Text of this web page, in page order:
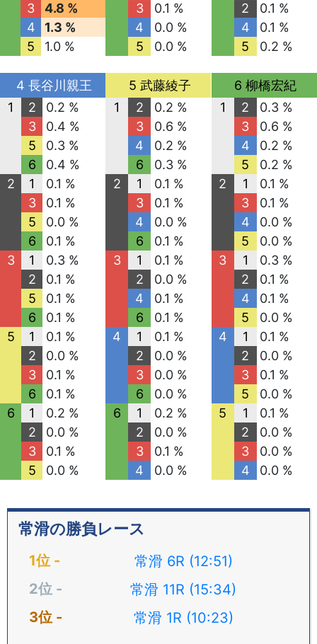
3
4.8 %
4
1.3 %
5
1.0 %
3
0.1 %
4
0.0 %
5
0.0 %
2
0.1 %
4
0.1 %
5
0.2 %
4 長谷川親王
1
2
0.2 %
3
0.4 %
5
0.3 %
6
0.4 %
2
1
0.1 %
3
0.1 %
5
0.0 %
6
0.1 %
3
1
0.3 %
2
0.1 %
5
0.1 %
6
0.1 %
5
1
0.1 %
2
0.0 %
3
0.1 %
6
0.1 %
6
1
0.2 %
2
0.0 %
3
0.1 %
5
0.0 %
5 武藤綾子
1
2
0.2 %
3
0.6 %
4
0.2 %
6
0.3 %
2
1
0.1 %
3
0.1 %
4
0.0 %
6
0.1 %
3
1
0.1 %
2
0.0 %
4
0.1 %
6
0.1 %
4
1
0.1 %
2
0.0 %
3
0.0 %
6
0.0 %
6
1
0.2 %
2
0.0 %
3
0.1 %
4
0.0 %
6 柳橋宏紀
1
2
0.3 %
3
0.6 %
4
0.2 %
5
0.2 %
2
1
0.1 %
3
0.1 %
4
0.0 %
5
0.0 %
3
1
0.3 %
2
0.1 %
4
0.1 %
5
0.0 %
4
1
0.1 %
2
0.0 %
3
0.1 %
5
0.0 %
5
1
0.1 %
2
0.0 %
3
0.0 %
4
0.0 %
常滑の勝負レース
常滑 6R (12:51)
常滑 11R (15:34)
常滑 1R (10:23)